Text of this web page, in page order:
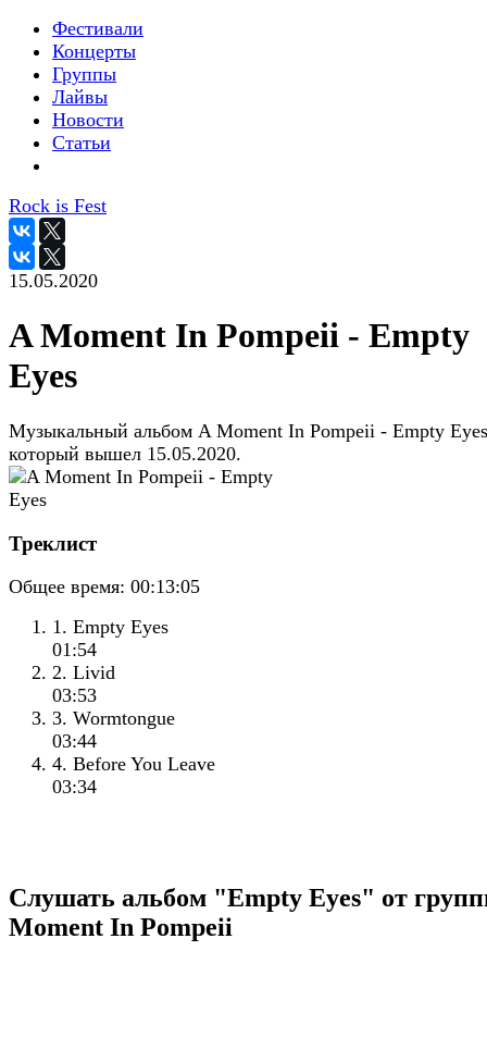
Фестивали
Концерты
Группы
Лайвы
Новости
Статьи
Rock is Fest
15.05.2020
A Moment In Pompeii - Empty
Eyes
Музыкальный альбом A Moment In Pompeii - Empty
который вышел 15.05.2020.
Треклист
Общее время: 00:13:05
1. Empty Eyes
01:54
2. Livid
03:53
3. Wormtongue
03:44
4. Before You Leave
03:34
Слушать альбом "Empty Eyes" от
Moment In Pompeii